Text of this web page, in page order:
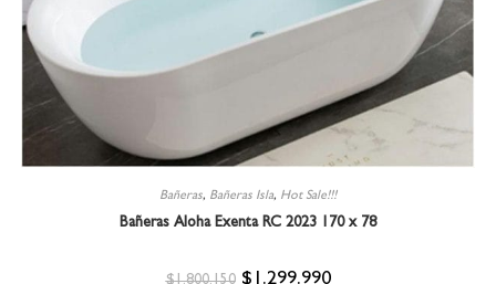
Bañeras, Bañeras Isla, Hot Sale!!!
Bañeras Aloha Exenta RC 2023 170 x 78